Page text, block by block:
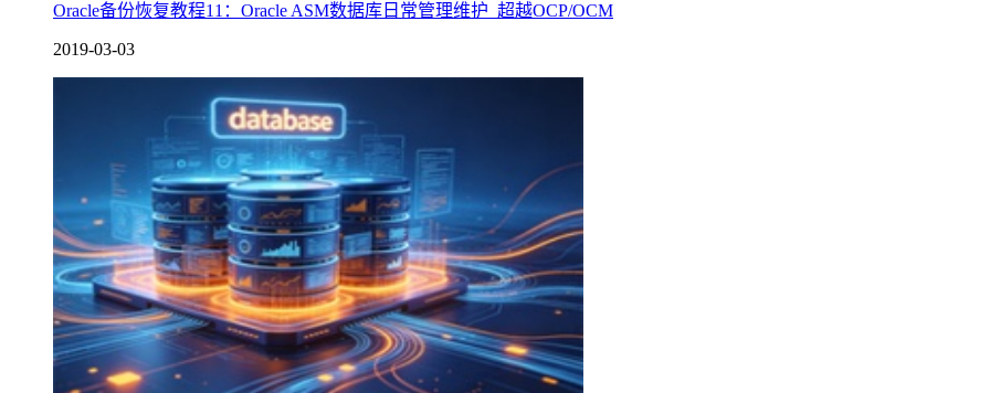
Oracle备份恢复教程11：Oracle ASM数据库日常管理维护_超越OCP/OCM
2019-03-03